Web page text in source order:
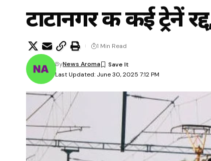
टाटानगर की कई ट्रेनें
Last Updated: June 30, 2025 7:12 PM
ByNews Aroma
1 Min Read